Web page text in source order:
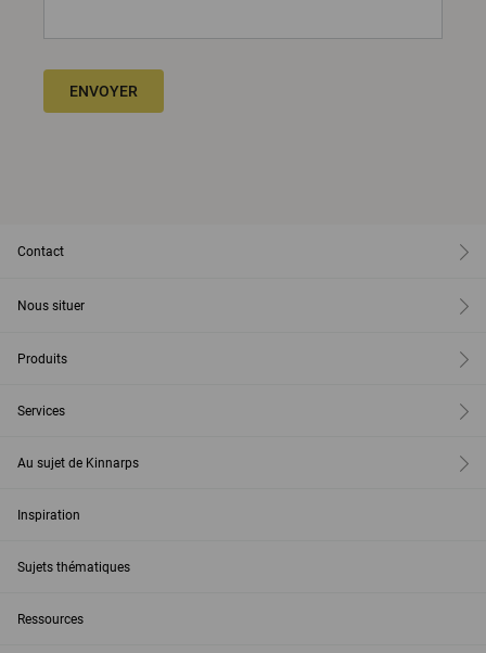
ENVOYER
Contact
Nous situer
Produits
Services
Au sujet de Kinnarps
Inspiration
Sujets thématiques
Ressources